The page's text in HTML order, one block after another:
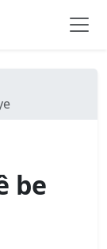
be